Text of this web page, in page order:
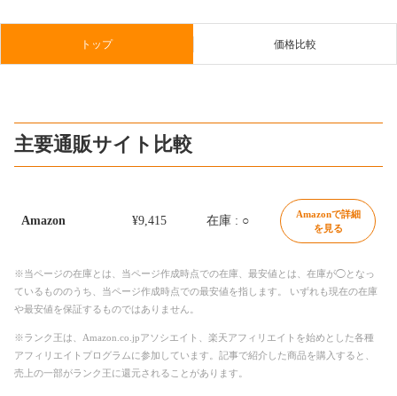
トップ 価格比較
主要通販サイト比較
Amazon ¥9,415 在庫 : ○
Amazonで詳細
を見る
※当ページの在庫とは、当ページ作成時点での在庫、最安値とは、在庫が◯となっ
ているもののうち、当ページ作成時点での最安値を指します。 いずれも現在の在庫
や最安値を保証するものではありません。
※ランク王は、Amazon.co.jpアソシエイト、楽天アフィリエイトを始めとした各種
アフィリエイトプログラムに参加しています。記事で紹介した商品を購入すると、
売上の一部がランク王に還元されることがあります。